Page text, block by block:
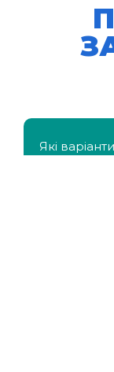
Які